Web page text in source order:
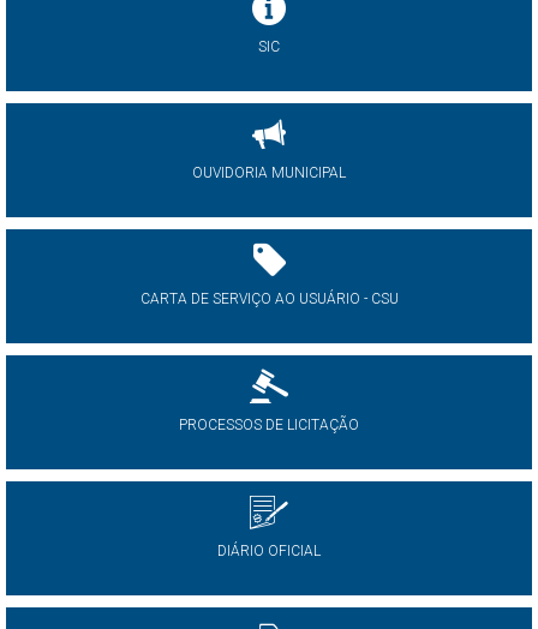
SIC
OUVIDORIA MUNICIPAL
CARTA DE SERVIÇO AO USUÁRIO - CSU
PROCESSOS DE LICITAÇÃO
DIÁRIO OFICIAL